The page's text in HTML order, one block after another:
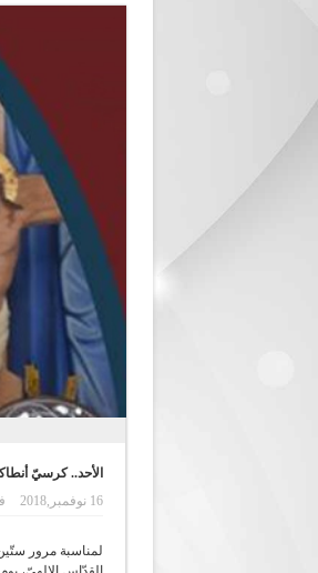
الأحد.. كرسيّ
16 نوفمبر,2018
لمناسبة مرور